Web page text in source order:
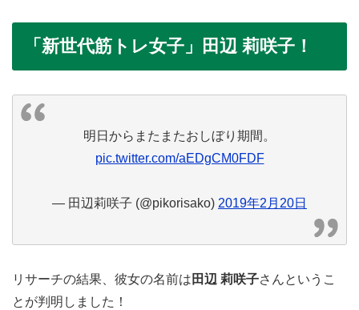
「新世代筋トレ女子」田辺 莉咲子！
明日からまたまたおしぼり期間。
pic.twitter.com/aEDgCM0FDF
— 田辺莉咲子 (@pikorisako) 2019年2月20日
リサーチの結果、彼女の名前は 田辺 莉咲子さんというこ
とが判明しました！